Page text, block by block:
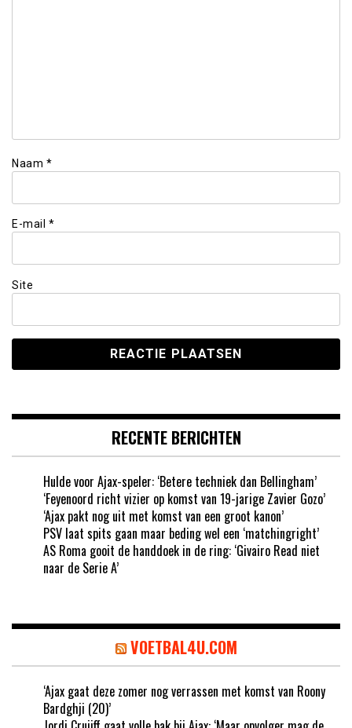
Naam *
E-mail *
Site
RECENTE BERICHTEN
Hulde voor Ajax-speler: ‘Betere techniek dan Bellingham’
‘Feyenoord richt vizier op komst van 19-jarige Zavier Gozo’
‘Ajax pakt nog uit met komst van een groot kanon’
PSV laat spits gaan maar beding wel een ‘matchingright’
AS Roma gooit de handdoek in de ring: ‘Givairo Read niet
naar de Serie A’
VOETBAL4U.COM
‘Ajax gaat deze zomer nog verrassen met komst van Roony
Bardghji (20)’